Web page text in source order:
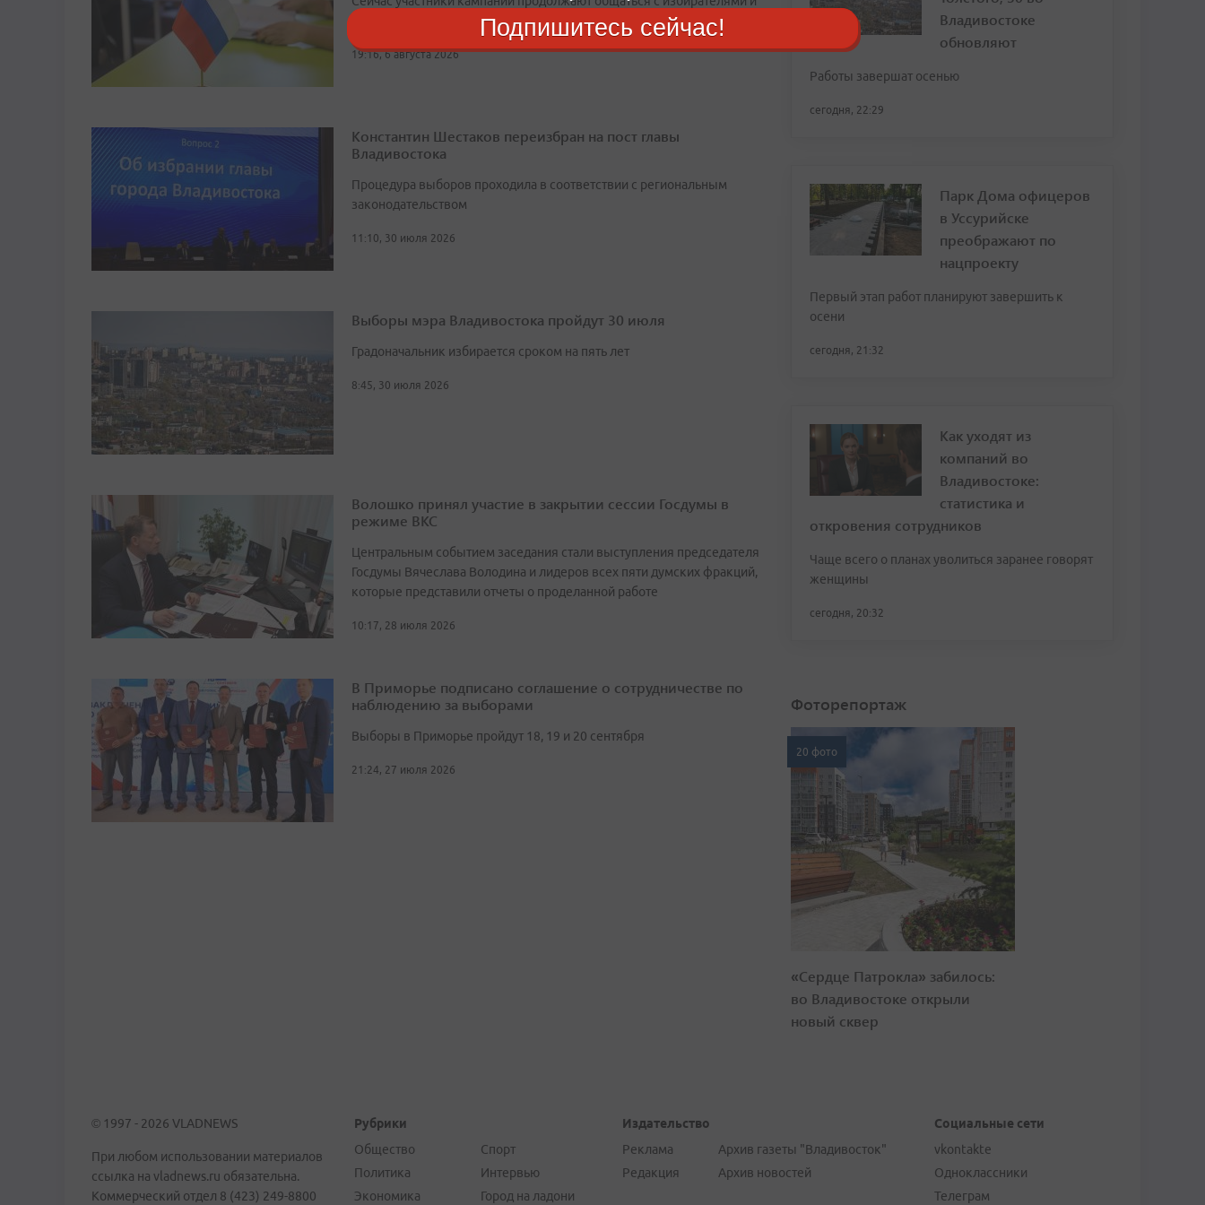
рассказывать о своих программах
19:16, 6 августа 2026
Константин Шестаков переизбран на пост главы
Владивостока
Процедура выборов проходила в соответствии с региональным
законодательством
11:10, 30 июля 2026
Выборы мэра Владивостока пройдут 30 июля
Градоначальник избирается сроком на пять лет
8:45, 30 июля 2026
Волошко принял участие в закрытии сессии Госдумы в
режиме ВКС
Центральным событием заседания стали выступления председателя
Госдумы Вячеслава Володина и лидеров всех пяти думских фракций,
которые представили отчеты о проделанной работе
10:17, 28 июля 2026
В Приморье подписано соглашение о сотрудничестве по
наблюдению за выборами
Выборы в Приморье пройдут 18, 19 и 20 сентября
21:24, 27 июля 2026
Владивостоке
обновляют
Работы завершат осенью
сегодня, 22:29
Парк Дома офицеров
в Уссурийске
преображают по
нацпроекту
Первый этап работ планируют завершить к
осени
сегодня, 21:32
Как уходят из
компаний во
Владивостоке:
статистика и
откровения сотрудников
Чаще всего о планах уволиться заранее говорят
женщины
сегодня, 20:32
Фоторепортаж
20 фото
«Сердце Патрокла» забилось:
во Владивостоке открыли
новый сквер
© 1997 - 2026 VLADNEWS
При любом использовании материалов
ссылка на vladnews.ru обязательна.
Коммерческий отдел 8 (423) 249-8800
Рубрики
Общество
Политика
Экономика
Спорт
Интервью
Город на ладони
Издательство
Реклама
Редакция
Архив газеты "Владивосток"
Архив новостей
Социальные сети
vkontakte
Одноклассники
Телеграм
Подпишитесь сейчас!